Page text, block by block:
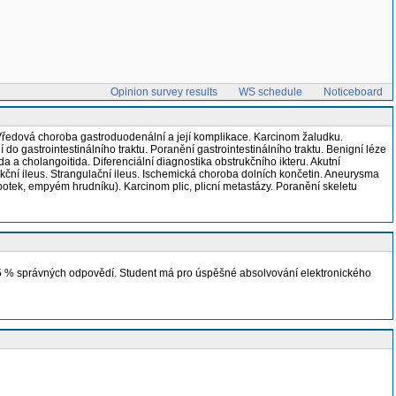
Opinion survey results WS schedule
Noticeboard
choroba gastroduodenální a její komplikace. Karcinom žaludku.
gastrointestinálního traktu. Poranění gastrointestinálního traktu. Benigní léze
a cholangoitida. Diferenciální diagnostika obstrukčního ikteru. Akutní
ileus. Strangulační ileus. Ischemická choroba dolních končetin. Aneurysma
empyém hrudníku). Karcinom plic, plicní metastázy. Poranění skeletu
správných odpovědí. Student má pro úspěšné absolvování elektronického